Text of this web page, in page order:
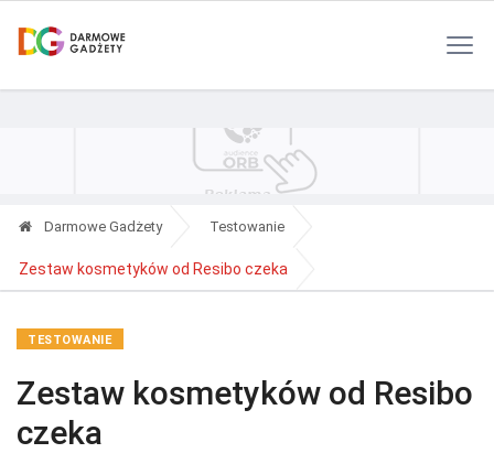
Darmowe Gadżety Testowanie
Zestaw kosmetyków od Resibo czeka
TESTOWANIE
Zestaw kosmetyków od Resibo
czeka